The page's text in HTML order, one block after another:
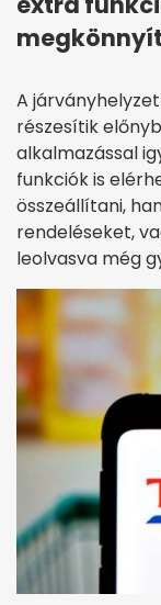
A
részesítik
alkalmazással
funkciók is
összeállítani,
rendeléseket,
leolvasva még